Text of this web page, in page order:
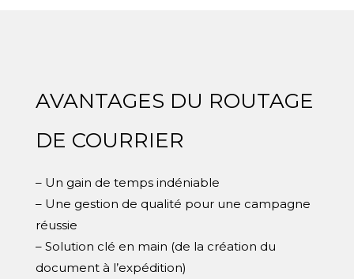
AVANTAGES DU ROUTAGE
DE COURRIER
– Un gain de temps indéniable
– Une gestion de qualité pour une campagne
réussie
– Solution clé en main (de la création du
document à l’expédition)